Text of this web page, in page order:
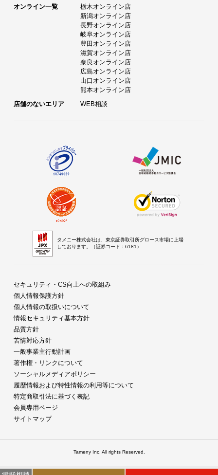
オンライン一覧
栃木オンライン店
新潟オンライン店
長野オンライン店
岐阜オンライン店
豊田オンライン店
滋賀オンライン店
奈良オンライン店
広島オンライン店
山口オンライン店
熊本オンライン店
店舗のないエリア
WEB相談
タメニー株式会社は、東京証券取引所グロース市場に上場
しております。（証券コード：6181）
セキュリティ・CS向上への取組み
個人情報保護方針
個人情報の取扱いについて
情報セキュリティ基本方針
品質方針
苦情対応方針
一般事業主行動計画
著作権・リンクについて
ソーシャルメディアポリシー
履歴情報および特性情報の利用等について
特定商取引法に基づく表記
会員専用ページ
サイトマップ
Tameny Inc. All rights Reserved.